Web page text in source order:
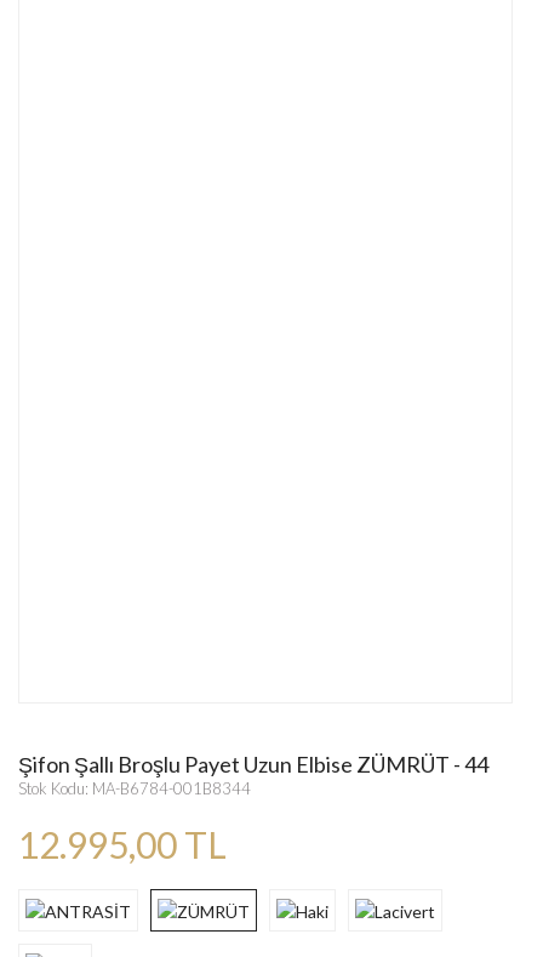
Şifon Şallı Broşlu Payet Uzun Elbise ZÜMRÜT - 44
Stok Kodu: MA-B6784-001B8344
12.995,00 TL